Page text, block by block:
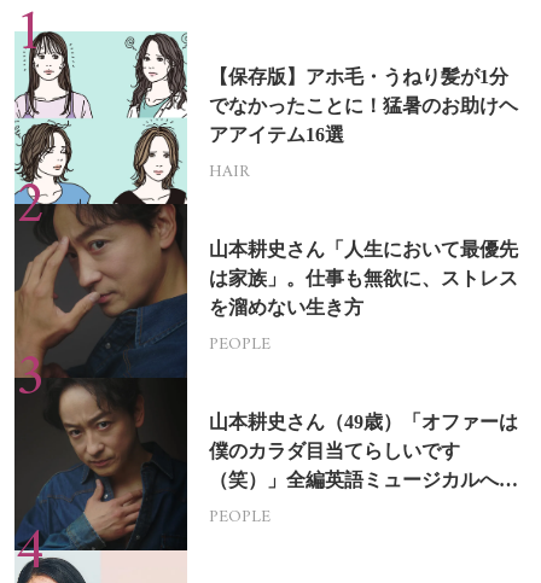
【保存版】アホ毛・うねり髪が1分
でなかったことに！猛暑のお助けヘ
アアイテム16選
HAIR
山本耕史さん「人生において最優先
は家族」。仕事も無欲に、ストレス
を溜めない生き方
PEOPLE
山本耕史さん（49歳）「オファーは
僕のカラダ目当てらしいです
（笑）」全編英語ミュージカルへの
挑戦
PEOPLE